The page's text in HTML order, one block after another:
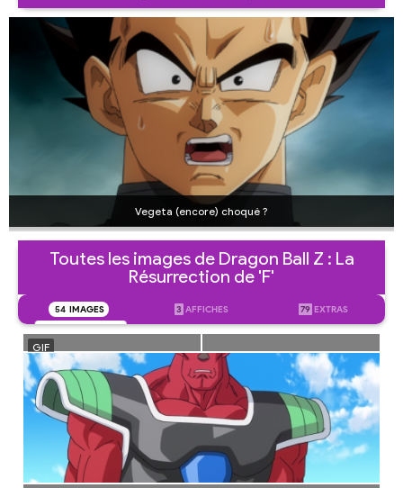
Vegeta (encore) choqué ?
Toutes les images de Dragon Ball Z : La
Résurrection de 'F'
54 IMAGES 3 AFFICHES 79 EXTRAS